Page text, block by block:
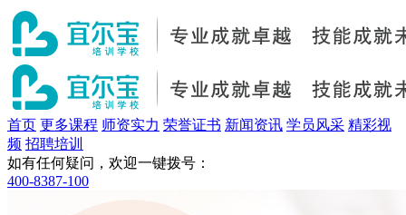
首页 更多课程 师资实力 荣誉证书 新闻资讯 学员风采 精彩视
频 招聘培训
如有任何疑问，欢迎一键拨号：
400-8387-100